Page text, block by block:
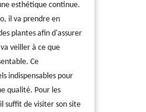
esthétique continue.
il va prendre en
plantes afin d'assurer
veiller à ce que
Ce
indispensables pour
qualité. Pour les
suffit de visiter son site